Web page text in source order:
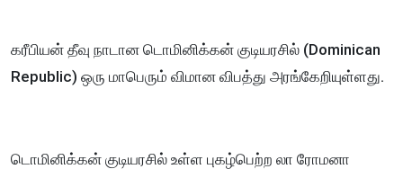
கரீபியன் தீவு நாடான டொமினிக்கன் குடியரசில் (Dominican
Republic) ஒரு மாபெரும் விமான விபத்து அரங்கேறியுள்ளது.
டொமினிக்கன் குடியரசில் உள்ள புகழ்பெற்ற லா ரோமனா